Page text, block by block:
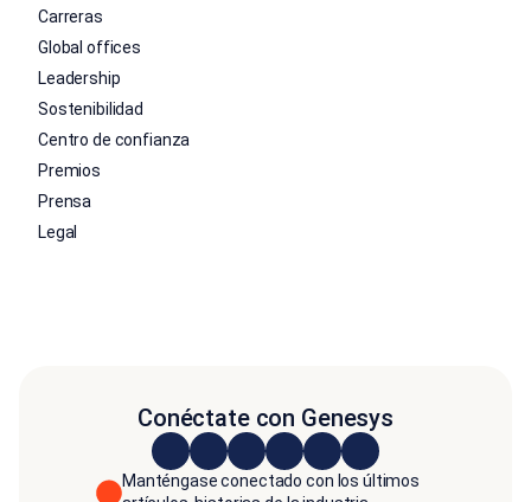
Carreras
Global offices
Leadership
Sostenibilidad
Centro de confianza
Premios
Prensa
Legal
Conéctate con Genesys
Manténgase conectado con los últimos